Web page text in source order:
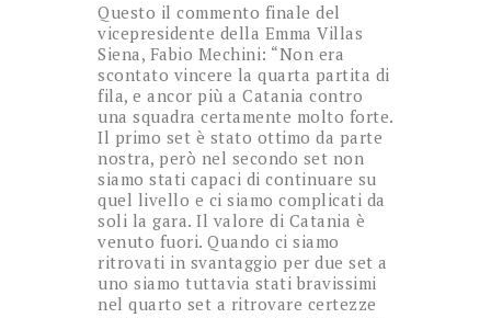
Questo il commento finale del
vicepresidente della Emma Villas
Siena, Fabio Mechini: “Non era
scontato vincere la quarta partita di
fila, e ancor più a Catania contro
una squadra certamente molto forte.
Il primo set è stato ottimo da parte
nostra, però nel secondo set non
siamo stati capaci di continuare su
quel livello e ci siamo complicati da
soli la gara. Il valore di Catania è
venuto fuori. Quando ci siamo
ritrovati in svantaggio per due set a
uno siamo tuttavia stati bravissimi
nel quarto set a ritrovare certezze